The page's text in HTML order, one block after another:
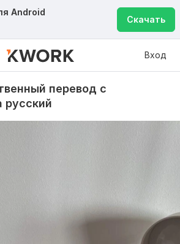
Android
Скачать
Вход
перевод с
русский